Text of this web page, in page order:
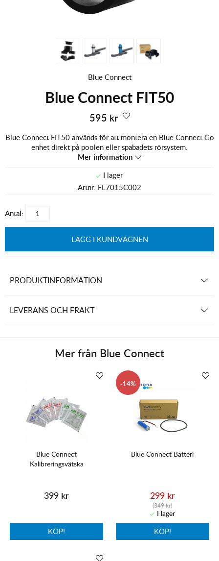
Blue Connect
Blue Connect FIT50
595 kr
Blue Connect FIT50 används för att montera en Blue Connect Go
enhet direkt på poolen eller spabadets rörsystem.
Mer information
Artnr: FL7015C002
Antal:
LÄGG I KUNDVAGNEN
PRODUKTINFORMATION
LEVERANS OCH FRAKT
Mer från Blue Connect
Blue Connect
Kalibreringsvätska
399 kr
KÖP!
14
Blue Connect Batteri
299 kr
(349 kr)
KÖP!